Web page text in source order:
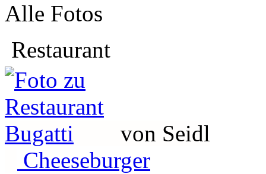
Alle Fotos
Restaurant
von Seidl
Cheeseburger